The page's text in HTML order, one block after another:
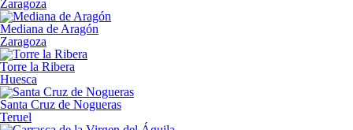
Zaragoza
Mediana de Aragón
Zaragoza
Torre la Ribera
Huesca
Santa Cruz de Nogueras
Teruel